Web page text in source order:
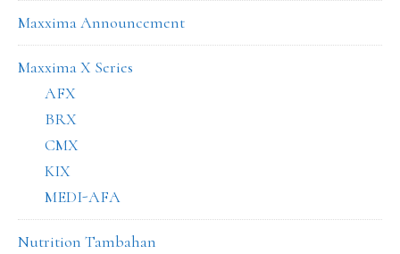
Maxxima Announcement
Maxxima X Series
AFX
BRX
CMX
KIX
MEDI-AFA
Nutrition Tambahan